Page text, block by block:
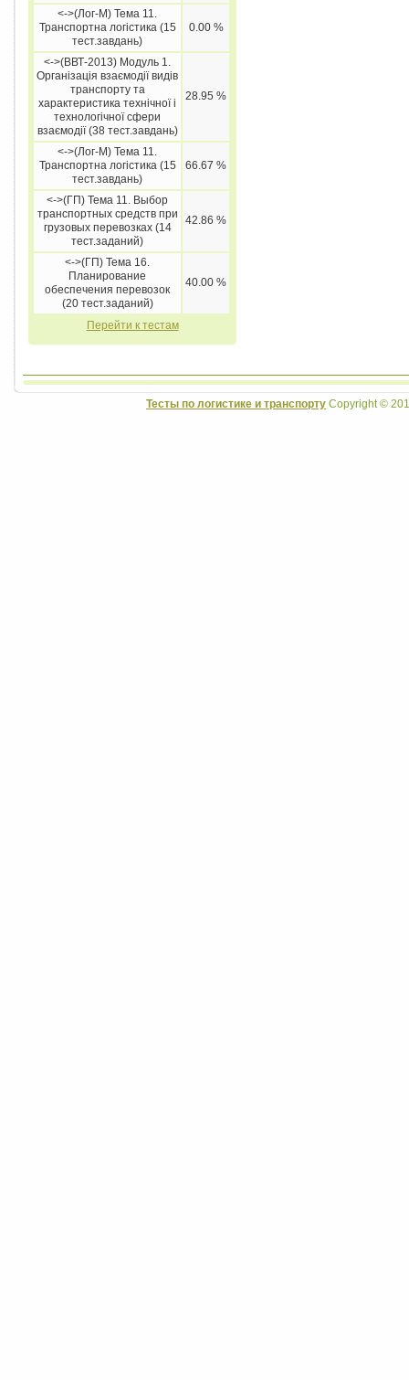
<->(Лог-М) Тема 11.
Транспортна логістика (15
тест.завдань)
0.00 %
<->(ВВТ-2013) Модуль 1.
Організація взаємодії видів
транспорту та
характеристика технічної і
технологічної сфери
взаємодії (38 тест.завдань)
28.95 %
<->(Лог-М) Тема 11.
Транспортна логістика (15
тест.завдань)
66.67 %
<->(ГП) Тема 11. Выбор
транспортных средств при
грузовых перевозках (14
тест.заданий)
42.86 %
<->(ГП) Тема 16.
Планирование
обеспечения перевозок
(20 тест.заданий)
40.00 %
Перейти к тестам
Тесты по логистике и транспорту Copyright ©